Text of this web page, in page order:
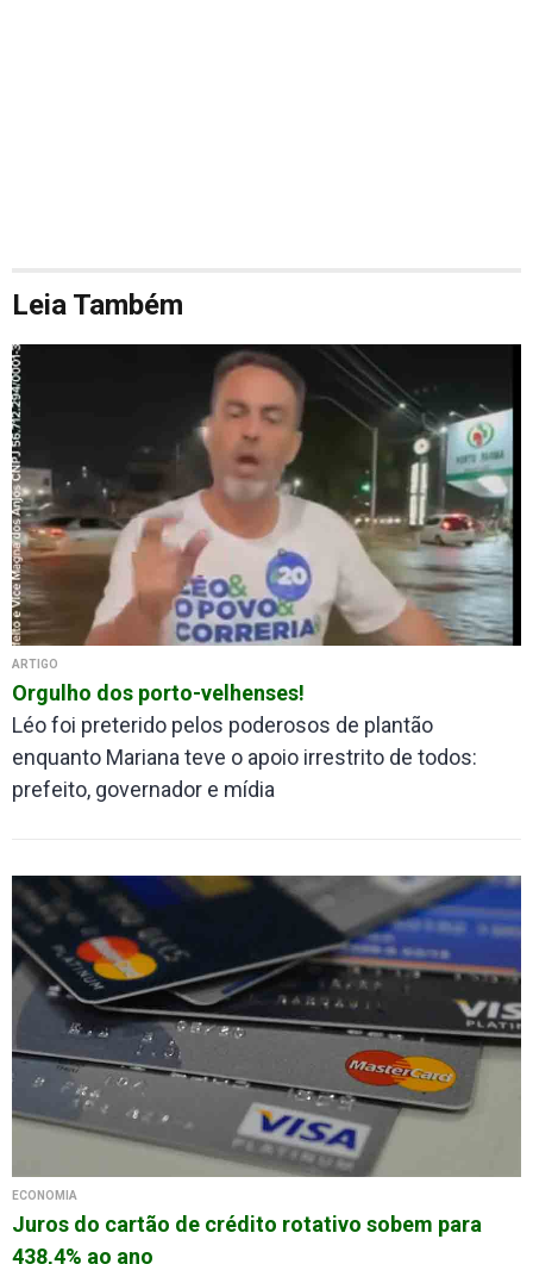
Leia Também
ARTIGO
Orgulho dos porto-velhenses!
Léo foi preterido pelos poderosos de plantão
enquanto Mariana teve o apoio irrestrito de todos:
prefeito, governador e mídia
ECONOMIA
Juros do cartão de crédito rotativo sobem para
438,4% ao ano